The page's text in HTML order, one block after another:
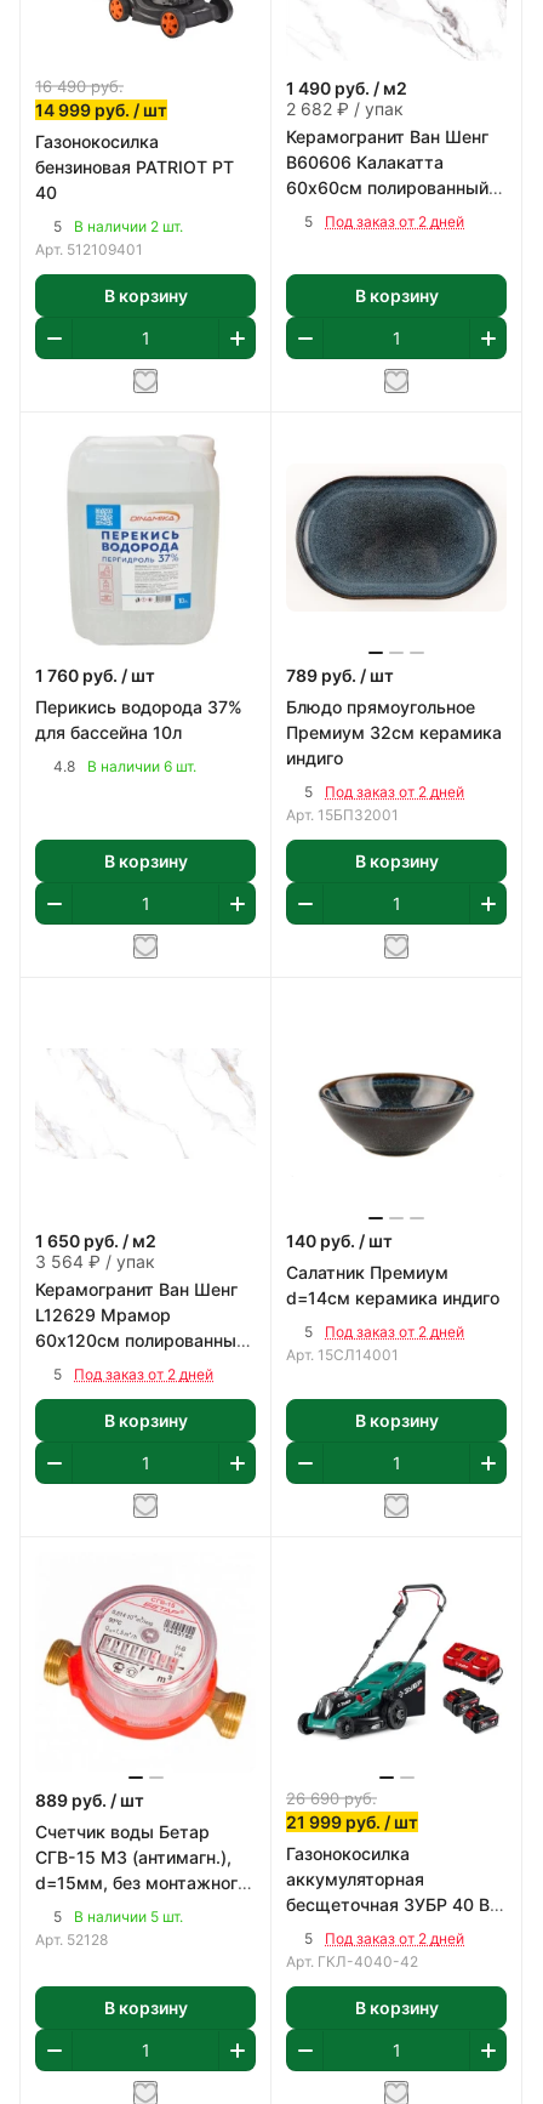
16 490руб.
14 999 руб. / шт
Газонокосилка
бензиновая PATRIOT PT
40
5
В наличии 2 шт.
Арт. 512109401
В корзину
1 490 руб. / м2
2 682 ₽ / упак
Керамогранит Ван Шенг
В60606 Калакатта
60х60см полированный
цвет бело-серый 1,8 м2/
5 Под заказ от 2 дней
В корзину
1 760 руб. / шт
Перикись водорода 37%
для бассейна 10л
4.8 В наличии 6 шт.
В корзину
789 руб. / шт
Блюдо прямоугольное
Премиум 32см керамика
индиго
5
Под заказ от 2 дней
Арт. 15БП32001
В корзину
1 650 руб. / м2
3 564 ₽ / упак
Керамогранит Ван Шенг
L12629 Мрамор
60х120см полированный
цвет белый с коричнево-
5 Под заказ от 2 дней
В корзину
140 руб. / шт
Салатник Премиум
d=14см керамика индиго
5
Под заказ от 2 дней
Арт. 15СЛ14001
В корзину
889 руб. / шт
Счетчик воды Бетар
СГВ-15 МЗ (антимагн.),
d=15мм, без монтажного
комплекта
5
В наличии 5 шт.
Арт. 52128
В корзину
26 690руб.
21 999 руб. / шт
Газонокосилка
аккумуляторная
бесщеточная ЗУБР 40 В
(2x20В), 400 мм
5
Под заказ от 2 дней
Арт. ГКЛ-4040-42
В корзину